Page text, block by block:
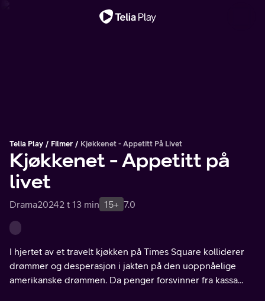
Telia Play Filmer Kjøkkenet - Appetitt På Livet
Kjøkkenet - Appetitt på
livet
Drama20242 t 13 min 15+ 7.0
I hjertet av et travelt kjøkken på Times Square kolliderer
drømmer og desperasjon i jakten på den uoppnåelige
amerikanske drømmen. Da penger forsvinner fra kassa